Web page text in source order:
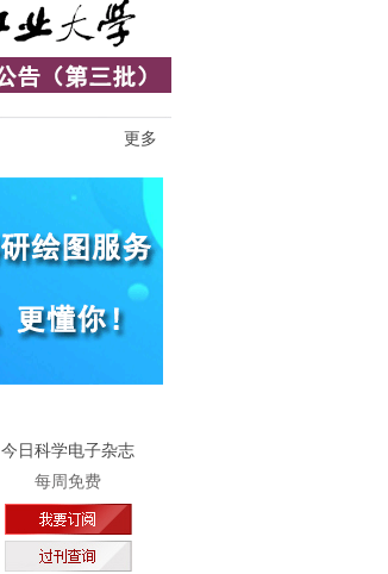
更多
今日科学电子杂志
每周免费